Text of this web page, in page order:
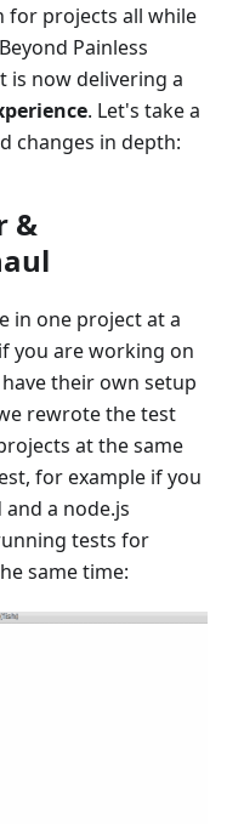
for projects all while
Painless
is now delivering a
. Let's take a
changes in depth:
&
in one project at a
you are working on
their own setup
rewrote the test
at the same
for example if you
a node.js
tests for
same time: